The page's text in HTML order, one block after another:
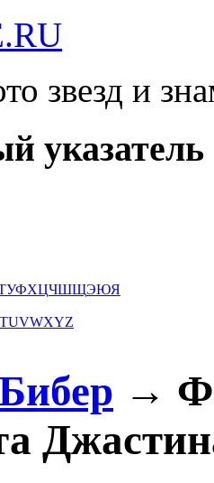
звезд и
указатель
УФХЦЧШЩЭЮЯ
TUVWXYZ
→